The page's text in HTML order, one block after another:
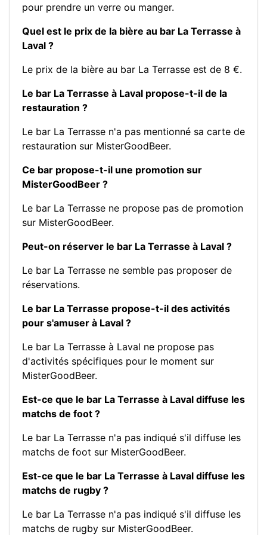
pour prendre un verre ou manger.
Quel est le prix de la bière au bar La Terrasse à
Laval ?
Le prix de la bière au bar La Terrasse est de 8 €.
Le bar La Terrasse à Laval propose-t-il de la
restauration ?
Le bar La Terrasse n'a pas mentionné sa carte de
restauration sur MisterGoodBeer.
Ce bar propose-t-il une promotion sur
MisterGoodBeer ?
Le bar La Terrasse ne propose pas de promotion
sur MisterGoodBeer.
Peut-on réserver le bar La Terrasse à Laval ?
Le bar La Terrasse ne semble pas proposer de
réservations.
Le bar La Terrasse propose-t-il des activités
pour s'amuser à Laval ?
Le bar La Terrasse à Laval ne propose pas
d'activités spécifiques pour le moment sur
MisterGoodBeer.
Est-ce que le bar La Terrasse à Laval diffuse les
matchs de foot ?
Le bar La Terrasse n'a pas indiqué s'il diffuse les
matchs de foot sur MisterGoodBeer.
Est-ce que le bar La Terrasse à Laval diffuse les
matchs de rugby ?
Le bar La Terrasse n'a pas indiqué s'il diffuse les
matchs de rugby sur MisterGoodBeer.